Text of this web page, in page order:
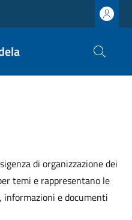
di organizzazione dei
temi e rappresentano le
e documenti